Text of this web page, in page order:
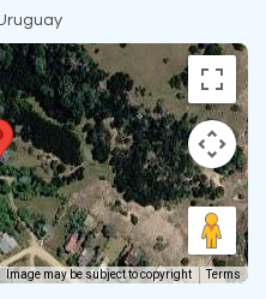
Image may be subject to copyright Terms